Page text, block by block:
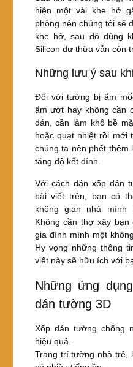
hiện một vài khe hở
phòng nên chúng tôi sẽ
khe hở, sau đó dùng
Silicon dư thừa vẫn còn
Những lưu ý sau
Đối với tường bị ẩm
ẩm ướt hay không cần
dán, cần làm khô bề
hoặc quạt nhiệt rồi mới
chúng ta nên phết thêm
tăng độ kết dính.
Với cách dán xốp dán
bài viết trên, bạn có
không gian nhà mình
Không cần thợ xây
gia đình mình một
Hy vọng những thông
viết này sẽ hữu ích với
Những ứng
dán tường 3D
Xốp dán tường chống
hiệu quả.
Trang trí tường nhà